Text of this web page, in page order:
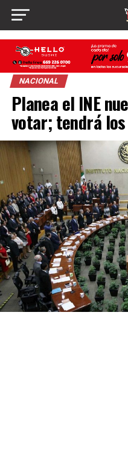
NACIONAL
Planea el INE
votar; tendrá